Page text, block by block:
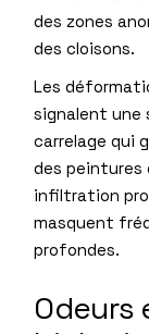
des zones
des cloisons.
Les
signalent une
carrelage qui
des peintures
infiltration
masquent
profondes.
Odeurs